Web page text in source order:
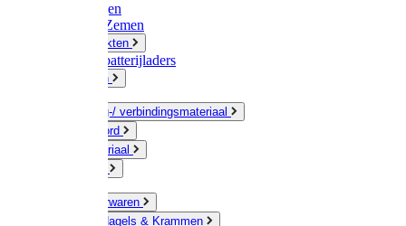
Zaksluitingen
Sponzen / Zemen
Zeepprodukten
Batterij & batterijladers
Zaklampen
Verpakking-/ verbindingsmateriaal
Touw / Koord
Afdekmateriaal
Kleine ijzerwaren
Spijkers, Nagels & Krammen